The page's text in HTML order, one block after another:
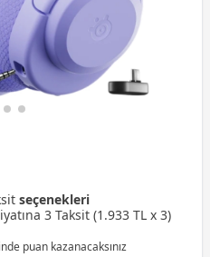
seçenekleri
3 Taksit (1.933 TL x 3)
puan kazanacaksınız